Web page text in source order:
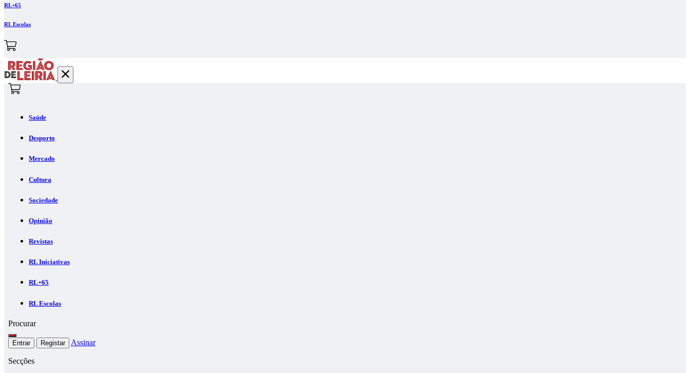
RL+65
RL Escolas
Saúde
Desporto
Mercado
Cultura
Sociedade
Opinião
Revistas
RL Iniciativas
RL+65
RL Escolas
Procurar
Entrar Registar Assinar
Secções